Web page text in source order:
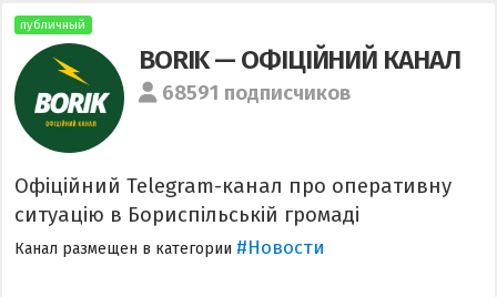
публичный
BORIK — ОФІЦІЙНИЙ КАНАЛ
68591 подписчиков
Офіційний Telegram-канал про оперативну
ситуацію в Бориспільській громаді
Канал размещен в категории #Новости